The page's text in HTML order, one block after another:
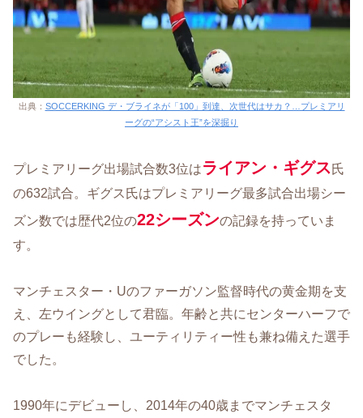
出典： SOCCERKING デ・ブライネが「100」到達、次世代はサカ？…プレミアリ
ーグの“アシスト王”を深掘り
プレミアリーグ出場試合数3位はライアン・ギグス氏
の632試合。ギグス氏はプレミアリーグ最多試合出場シー
ズン数では歴代2位の22シーズンの記録を持っていま
す。
マンチェスター・Uのファーガソン監督時代の黄金期を支
え、左ウイングとして君臨。年齢と共にセンターハーフで
のプレーも経験し、ユーティリティー性も兼ね備えた選手
でした。
1990年にデビューし、2014年の40歳までマンチェスタ